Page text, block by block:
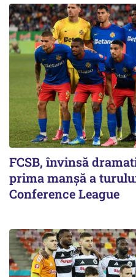
FCSB, învinsă
prima manșă a
Conference League